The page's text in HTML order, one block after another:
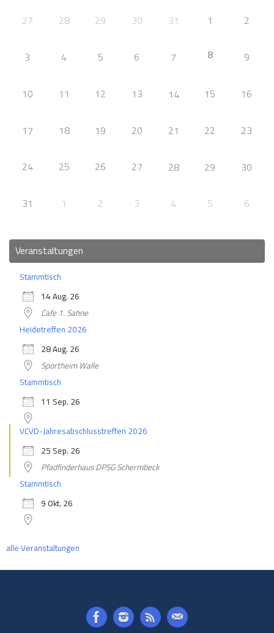
27 28 29 30 31 1 2
3 4 5 6 7 8 9
10 11 12 13 14 15 16
17 18 19 20 21 22 23
24 25 26 27 28 29 30
31 1 2 3 4 5 6
Veranstaltungen
Stammtisch
14 Aug. 26
Cafe 1. Sahne
Heidetreffen 2026
28 Aug. 26
Sportheim Walle
Stammtisch
11 Sep. 26
VCVD-Jahresabschlusstreffen 2026
25 Sep. 26
Pfadfinderhaus DPSG Schermbeck
Stammtisch
9 Okt. 26
alle Veranstaltungen